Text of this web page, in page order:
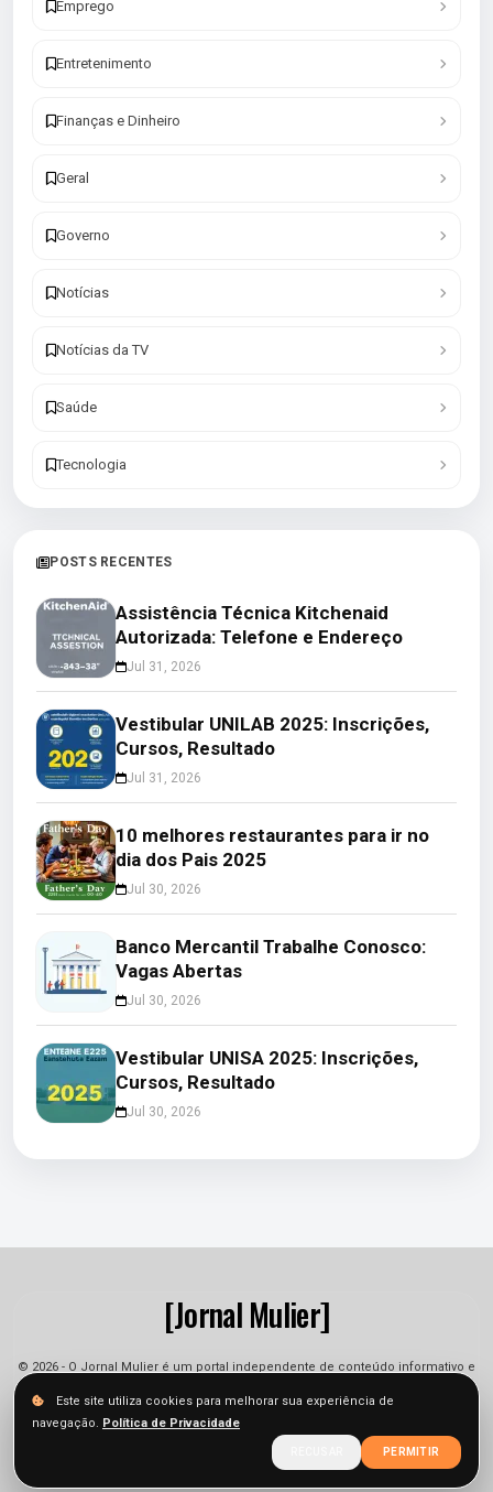
Emprego
Entretenimento
Finanças e Dinheiro
Geral
Governo
Notícias
Notícias da TV
Saúde
Tecnologia
POSTS RECENTES
Assistência Técnica Kitchenaid
Autorizada: Telefone e Endereço
Jul 31, 2026
Vestibular UNILAB 2025: Inscrições,
Cursos, Resultado
Jul 31, 2026
10 melhores restaurantes para ir no
dia dos Pais 2025
Jul 30, 2026
Banco Mercantil Trabalhe Conosco:
Vagas Abertas
Jul 30, 2026
Vestibular UNISA 2025: Inscrições,
Cursos, Resultado
Jul 30, 2026
[Jornal Mulier]
© 2026 - O Jornal Mulier é um portal independente de conteúdo informativo e
jornalístico. As informações podem sofrer alterações.
Privacidade
Este site utiliza cookies para melhorar sua experiência de
navegação. Política de Privacidade
PERMITIR